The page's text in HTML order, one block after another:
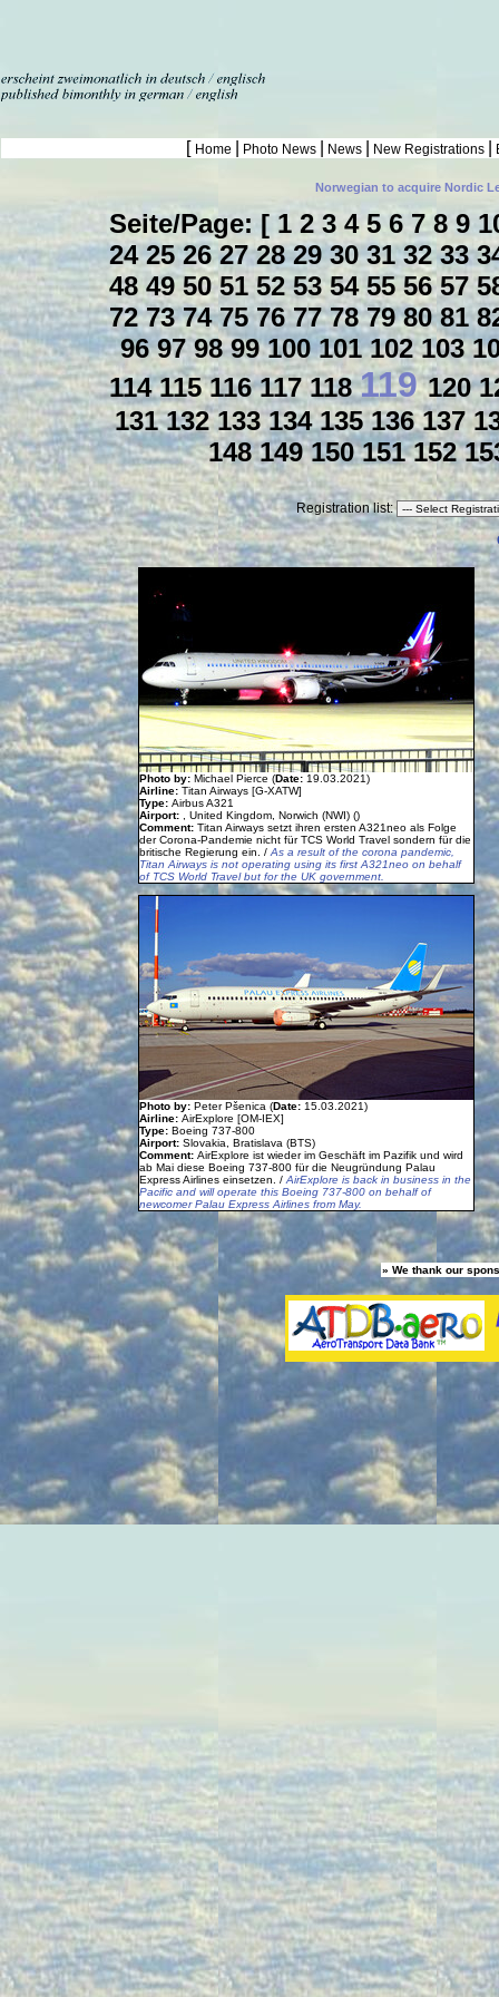
[ Home Photo News News New Registrations
Norwegian to acquire Nordic
Seite/Page: [1 2 3 4 5 6 78 9
24252627282930313233
48 495051 525354555657
72737475767778798081
96979899100101102103
114115116117118119120
131132133134135136137
148149150151152
Registration list:
Photo by: Michael Pierce (Date: 19.03.2021)
Airline: Titan Airways [G-XATW]
Type: Airbus A321
Airport:
, United Kingdom, Norwich (NWI) ()
Comment: Titan Airways setzt ihren ersten A321neo als Folge
der Corona-Pandemie nicht für TCS World Travel sondern für die
britische Regierung ein. / As a result of the corona pandemic,
Titan Airways is not operating using its first A321neo on behalf
of TCS World Travel but for the UK government.
Photo by: Peter Pšenica (Date: 15.03.2021)
Airline: AirExplore [OM-IEX]
Type: Boeing 737-800
Airport: Slovakia, Bratislava (BTS)
Comment: AirExplore ist wieder im Geschäft im Pazifik und wird
ab Mai diese Boeing 737-800 für die Neugründung Palau
Express Airlines einsetzen. / AirExplore is back in business in the
Pacific and will operate this Boeing 737-800 on behalf of
newcomer Palau Express Airlines from May.
» We thank our